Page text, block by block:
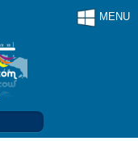
MENU